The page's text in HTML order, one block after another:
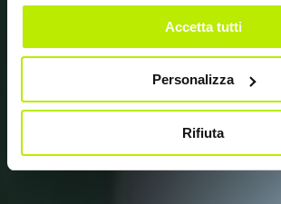
Accetta tutti
Personalizza
Rifiuta